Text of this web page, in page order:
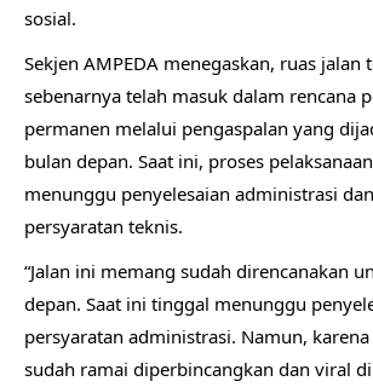
sosial.
Sekjen AMPEDA menegaskan, ruas jalan
sebenarnya telah masuk dalam rencana
permanen melalui pengaspalan yang
bulan depan. Saat ini, proses
menunggu penyelesaian administrasi
persyaratan teknis.
“Jalan ini memang sudah direncanakan
depan. Saat ini tinggal menunggu
persyaratan administrasi. Namun,
sudah ramai diperbincangkan dan viral